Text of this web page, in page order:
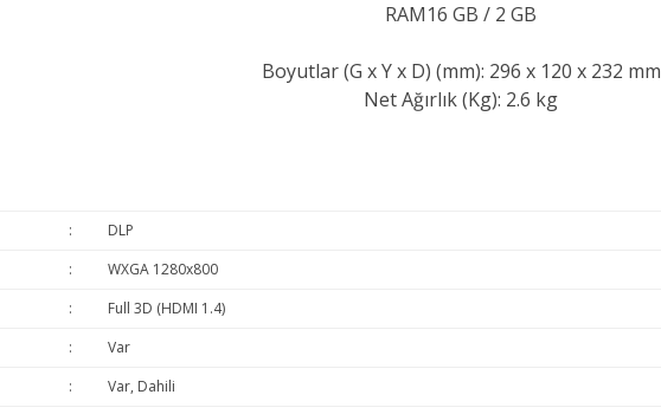
RAM16 GB / 2 GB
Boyutlar (G x Y x D) (mm): 296 x 120 x 232 mm
Net Ağırlık (Kg): 2.6 kg
:
DLP
:
WXGA 1280x800
:
Full 3D (HDMI 1.4)
:
Var
:
Var, Dahili